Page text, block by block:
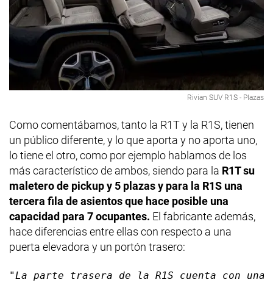
Rivian SUV R1S - Plazas
Como comentábamos, tanto la R1T y la R1S, tienen
un público diferente, y lo que aporta y no aporta uno,
lo tiene el otro, como por ejemplo hablamos de los
más característico de ambos, siendo para la R1T su
maletero de pickup y 5 plazas y para la R1S una
tercera fila de asientos que hace posible una
capacidad para 7 ocupantes. El fabricante además,
hace diferencias entre ellas con respecto a una
puerta elevadora y un portón trasero:
"La parte trasera de la R1S cuenta con